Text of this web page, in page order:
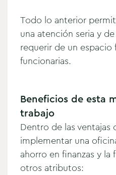
Todo lo anterior
una atención seria y
requerir de un espacio
funcionarias.
Beneficios de esta
trabajo
Dentro de las ventajas
implementar una
ahorro en finanzas y
otros atributos: